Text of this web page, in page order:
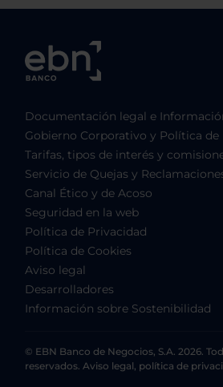
Documentación legal e
Gobierno Corporativo y Política de
Tarifas, tipos de interés y
Servicio de Quejas y
Canal Ético y de Acoso
Seguridad en la web
Política de Privacidad
Política de Cookies
Aviso legal
Desarrolladores
Información sobre Sostenibilidad
© EBN Banco de Negocios, S.A. 2026.
reservados. Aviso legal, política de